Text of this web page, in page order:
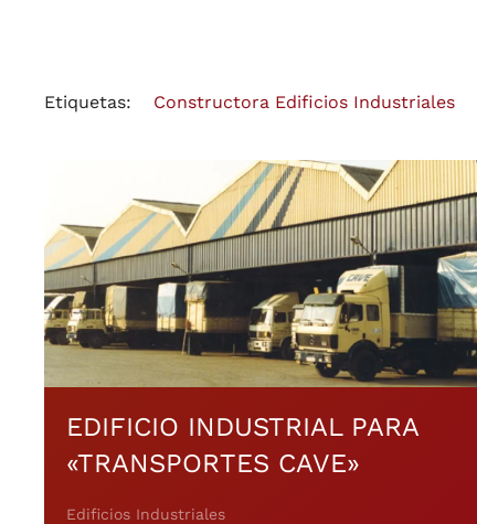
Etiquetas: Constructora Edificios Industriales
EDIFICIO INDUSTRIAL PARA
«TRANSPORTES CAVE»
Edificios Industriales